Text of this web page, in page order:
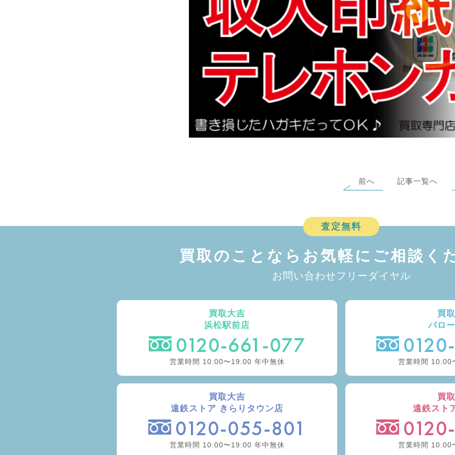
前へ 記事一覧へ
査定無料
買取のことなら お気軽にご相談く
お問い合わせフリーダイヤル
買取大吉
浜松駅前店
0120-661-077
営業時間 10:00〜19:00 年中無休
買
バロ
営業時間 10:00
買取大吉
遠鉄ストア きらりタウン店
0120-055-801
営業時間 10:00〜19:00 年中無休
買
遠鉄スト
営業時間 10:00